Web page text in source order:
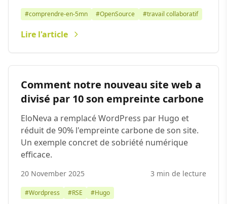
#comprendre-en-5mn #OpenSource #travail collaboratif
Lire l'article
Comment notre nouveau site web a
divisé par 10 son empreinte carbone
EloNeva a remplacé WordPress par Hugo et
réduit de 90% l'empreinte carbone de son site.
Un exemple concret de sobriété numérique
efficace.
20 November 2025 3 min de lecture
#Wordpress #RSE #Hugo